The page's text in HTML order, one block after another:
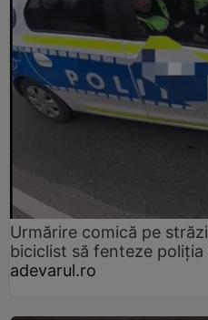
Urmărire comică pe
biciclist să fenteze poliția
adevarul.ro